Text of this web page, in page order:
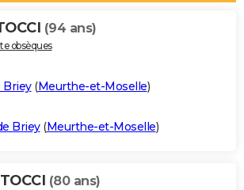
(94 ans)
obsèques
Briey(Meurthe-et-Moselle)
Briey(Meurthe-et-Moselle)
(80 ans)